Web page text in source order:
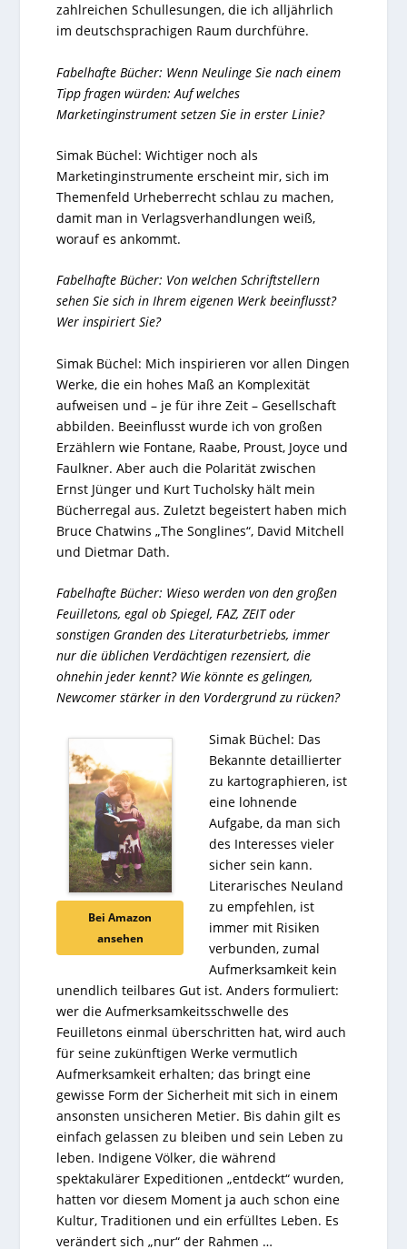
zahlreichen Schullesungen, die ich alljährlich
im deutschsprachigen Raum durchführe.
Fabelhafte Bücher: Wenn Neulinge Sie nach einem
Tipp fragen würden: Auf welches
Marketinginstrument setzen Sie in erster Linie?
Simak Büchel: Wichtiger noch als
Marketinginstrumente erscheint mir, sich im
Themenfeld Urheberrecht schlau zu machen,
damit man in Verlagsverhandlungen weiß,
worauf es ankommt.
Fabelhafte Bücher: Von welchen Schriftstellern
sehen Sie sich in Ihrem eigenen Werk beeinflusst?
Wer inspiriert Sie?
Simak Büchel: Mich inspirieren vor allen Dingen
Werke, die ein hohes Maß an Komplexität
aufweisen und – je für ihre Zeit – Gesellschaft
abbilden. Beeinflusst wurde ich von großen
Erzählern wie Fontane, Raabe, Proust, Joyce und
Faulkner. Aber auch die Polarität zwischen
Ernst Jünger und Kurt Tucholsky hält mein
Bücherregal aus. Zuletzt begeistert haben mich
Bruce Chatwins „The Songlines“, David Mitchell
und Dietmar Dath.
Fabelhafte Bücher: Wieso werden von den großen
Feuilletons, egal ob Spiegel, FAZ, ZEIT oder
sonstigen Granden des Literaturbetriebs, immer
nur die üblichen Verdächtigen rezensiert, die
ohnehin jeder kennt? Wie könnte es gelingen,
Newcomer stärker in den Vordergrund zu rücken?
Bei Amazon
ansehen
Simak Büchel: Das
Bekannte detaillierter
zu kartographieren, ist
eine lohnende
Aufgabe, da man sich
des Interesses vieler
sicher sein kann.
Literarisches Neuland
zu empfehlen, ist
immer mit Risiken
verbunden, zumal
Aufmerksamkeit kein
unendlich teilbares Gut ist. Anders formuliert:
wer die Aufmerksamkeitsschwelle des
Feuilletons einmal überschritten hat, wird auch
für seine zukünftigen Werke vermutlich
Aufmerksamkeit erhalten; das bringt eine
gewisse Form der Sicherheit mit sich in einem
ansonsten unsicheren Metier. Bis dahin gilt es
einfach gelassen zu bleiben und sein Leben zu
leben. Indigene Völker, die während
spektakulärer Expeditionen „entdeckt“ wurden,
hatten vor diesem Moment ja auch schon eine
Kultur, Traditionen und ein erfülltes Leben. Es
verändert sich „nur“ der Rahmen …